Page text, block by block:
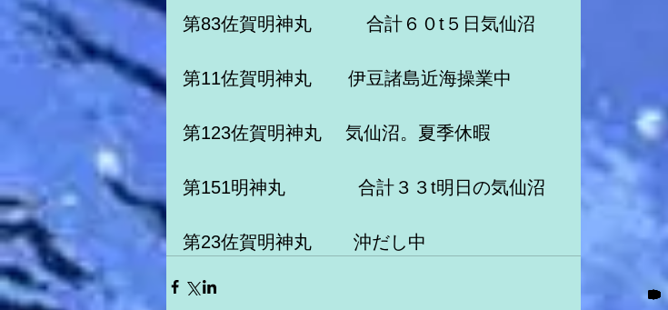
第83佐賀明神丸　　　合計６０t５日気仙沼
第11佐賀明神丸　　伊豆諸島近海操業中
第123佐賀明神丸　 気仙沼。夏季休暇
第151明神丸　　　　合計３３t明日の気仙沼
第23佐賀明神丸　　 沖だし中